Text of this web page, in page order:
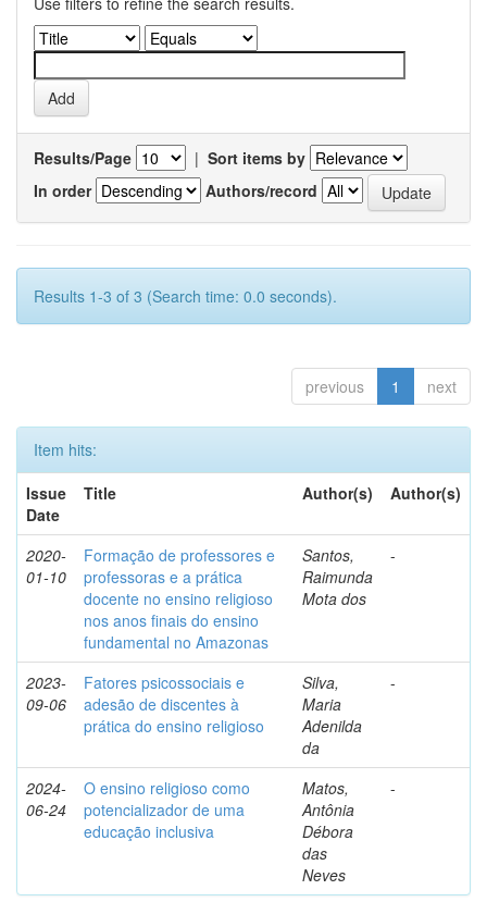
Results/Page | Sort items by
In order
Authors/record
Results 1-3 of 3 (Search time: 0.0 seconds).
previous 1 next
Item hits:
Issue
Date
Title Author(s) Author(s)
2020-
01-10
Formação de professores e
professoras e a prática
docente no ensino religioso
nos anos finais do ensino
fundamental no Amazonas
Santos,
Raimunda
Mota dos
-
2023-
09-06
Fatores psicossociais e
adesão de discentes à
prática do ensino religioso
Silva,
Maria
Adenilda
da
-
2024-
06-24
O ensino religioso como
potencializador de uma
educação inclusiva
Matos,
Antônia
Débora
das
Neves
-